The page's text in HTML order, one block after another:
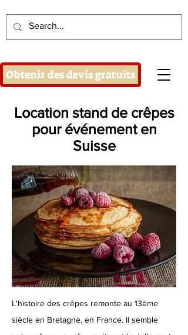
Obtenir des devis gratuits
Location stand de crêpes
pour événement en
Suisse
L'histoire des crêpes remonte au 13ème
siècle en Bretagne, en France. Il semble